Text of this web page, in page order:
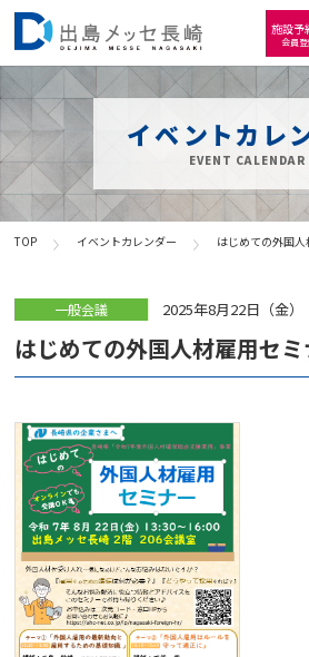
施設予
会員
イベントカレ
EVENT CALENDAR
TOP イベントカレンダー はじめての外国
一般会議 2025年8月22日（金）
はじめての外国人材雇用セ